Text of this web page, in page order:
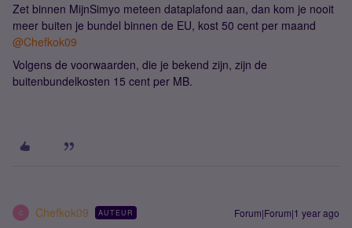
Zet binnen MijnSimyo meteen dataplafond aan, dan kom je nooit
meer buiten je bundel binnen de EU, kost 50 cent per maand
@Chefkok09
Volgens de voorwaarden, die je bekend zijn, zijn de
buitenbundelkosten 15 cent per MB.
C Chefkok09 AUTEUR Forum|Forum|1 year ago